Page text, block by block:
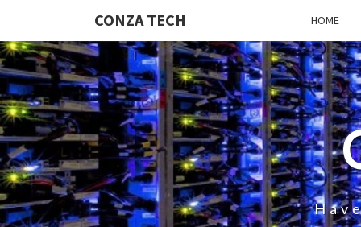
CONZA TECH HOME